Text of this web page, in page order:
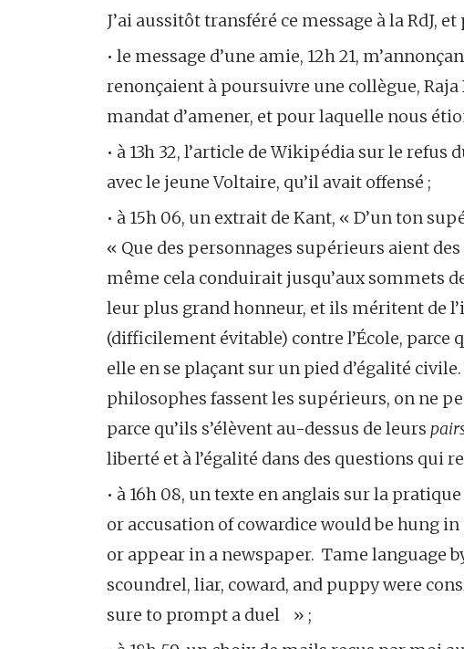
J’ai aussitôt transféré ce message à la RdJ,
• le message d’une amie, 12h 21,
renonçaient à poursuivre une collègue,
mandat d’amener, et pour laquelle nous
• à 13h 32, l’article de Wikipédia sur le refus
avec le jeune Voltaire, qu’il avait offensé ;
• à 15h 06, un extrait de Kant, « D’un ton
« Que des personnages supérieurs aient
même cela conduirait jusqu’aux sommets
leur plus grand honneur, et ils méritent de
(difficilement évitable) contre l’École, parce
elle en se plaçant sur un pied d’égalité
philosophes fassent les supérieurs, on ne
parce qu’ils s’élèvent au-dessus de leurs
liberté et à l’égalité dans des questions qui
• à 16h 08, un texte en anglais sur la
or accusation of cowardice would be hung
or appear in a newspaper. Tame language
scoundrel, liar, coward, and puppy were
sure to prompt a duel » ;